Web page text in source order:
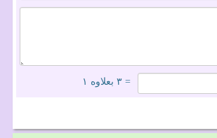
= ۳ بعلاوه ۱